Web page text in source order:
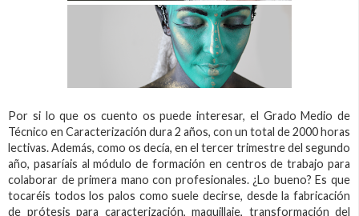
Por si lo que os cuento os puede interesar, el Grado Medio de
Técnico en Caracterización dura 2 años, con un total de 2000 horas
lectivas. Además, como os decía, en el tercer trimestre del segundo
año, pasaríais al módulo de formación en centros de trabajo para
colaborar de primera mano con profesionales. ¿Lo bueno? Es que
tocaréis todos los palos como suele decirse, desde la fabricación
de prótesis para caracterización, maquillaje, transformación del